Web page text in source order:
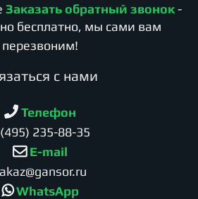
Заказать обратный звонок -
бесплатно, мы сами вам
перезвоним!
с нами
Телефон
235-88-35
E-mail
WhatsApp